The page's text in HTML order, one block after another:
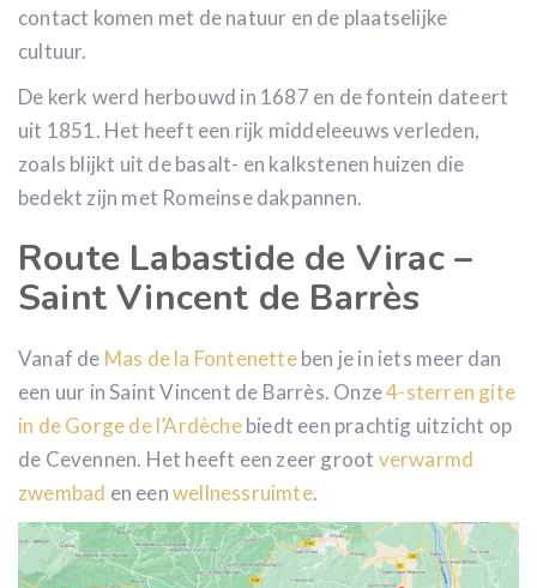
contact komen met de natuur en de plaatselijke
cultuur.
De kerk werd herbouwd in 1687 en de fontein dateert
uit 1851. Het heeft een rijk middeleeuws verleden,
zoals blijkt uit de basalt- en kalkstenen huizen die
bedekt zijn met Romeinse dakpannen.
Route Labastide de Virac –
Saint Vincent de Barrès
Vanaf de Mas de la Fontenetteben je in iets meer dan
een uur in Saint Vincent de Barrès. Onze4-sterren gite
in de Gorge de l’Ardèchebiedt een prachtig uitzicht op
de Cevennen. Het heeft een zeer groot verwarmd
zwembad en eenwellnessruimte.